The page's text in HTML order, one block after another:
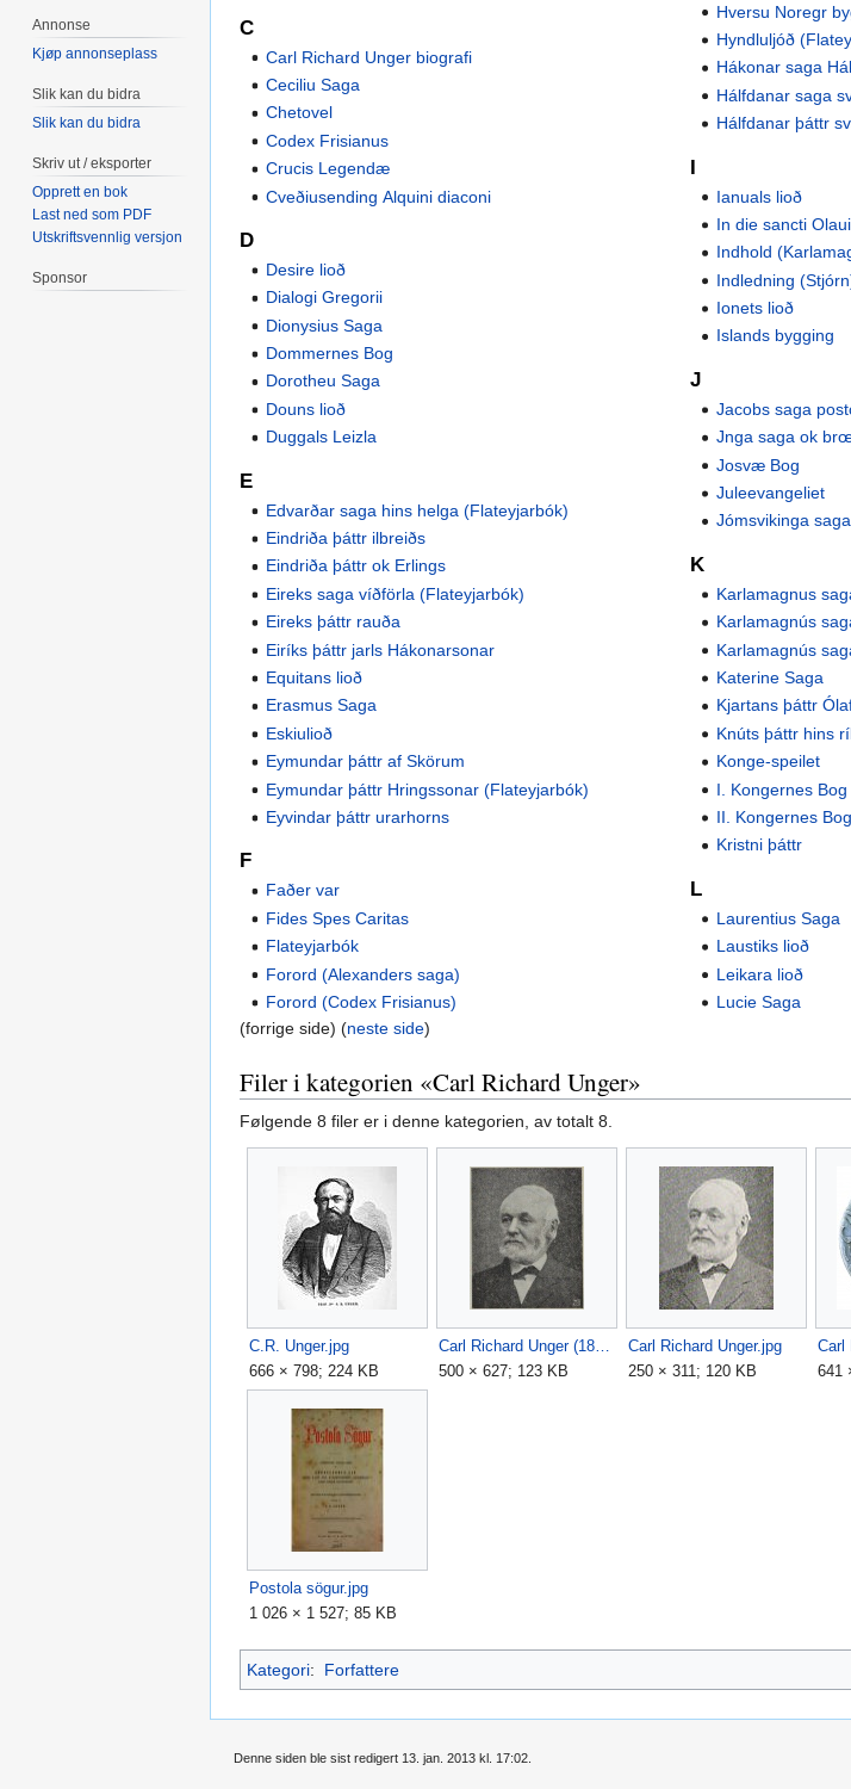
C
Carl Richard Unger biografi
Ceciliu Saga
Chetovel
Codex Frisianus
Crucis Legendæ
Cveðiusending Alquini diaconi
D
Desire lioð
Dialogi Gregorii
Dionysius Saga
Dommernes Bog
Dorotheu Saga
Douns lioð
Duggals Leizla
E
Edvarðar saga hins helga (Flateyjarbók)
Eindriða þáttr ilbreiðs
Eindriða þáttr ok Erlings
Eireks saga víðförla (Flateyjarbók)
Eireks þáttr rauða
Eiríks þáttr jarls Hákonarsonar
Equitans lioð
Erasmus Saga
Eskiulioð
Eymundar þáttr af Skörum
Eymundar þáttr Hringssonar (Flateyjarbók)
Eyvindar þáttr urarhorns
F
Faðer var
Fides Spes Caritas
Flateyjarbók
Forord (Alexanders saga)
Forord (Codex Frisianus)
Hversu Noregr
Hyndluljóð
Hákonar saga
Hálfdanar saga
Hálfdanar þáttr
I
Ianuals lioð
In die sancti
Indhold
Indledning
Ionets lioð
Islands bygging
J
Jacobs saga
Jnga saga ok
Josvæ Bog
Juleevangeliet
Jómsvikinga
K
Karlamagnus
Karlamagnús
Karlamagnús
Katerine Saga
Kjartans þáttr
Knúts þáttr hins
Konge-speilet
I. Kongernes Bog
II. Kongernes Bog
Kristni þáttr
L
Laurentius Saga
Laustiks lioð
Leikara lioð
Lucie Saga
(forrige side) (neste side)
Filer i kategorien «Carl Richard Unger»
Følgende 8 filer er i denne kategorien, av totalt 8.
C.R. Unger.jpg
666 × 798; 224 KB
500 × 627; 123 KB
Carl Richard Unger.jpg
250 × 311; 120 KB
Carl
641
Postola sögur.jpg
1 026 × 1 527; 85 KB
Kategori: Forfattere
Annonse
Kjøp annonseplass
Slik kan du bidra
Slik kan du bidra
Skriv ut / eksporter
Opprett en bok
Last ned som PDF
Utskriftsvennlig versjon
Sponsor
Denne siden ble sist redigert 13. jan. 2013 kl. 17:02.